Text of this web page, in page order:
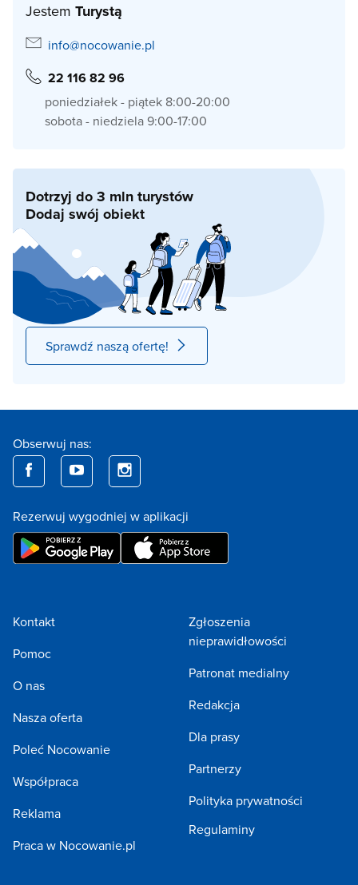
Jestem Turystą
info@nocowanie.pl
22 116 82 96
poniedziałek - piątek 8:00-20:00
sobota - niedziela 9:00-17:00
Dotrzyj do 3 mln turystów
Dodaj swój obiekt
Sprawdź naszą ofertę!
Obserwuj nas:
Rezerwuj wygodniej w aplikacji
Kontakt
Pomoc
O nas
Nasza oferta
Poleć Nocowanie
Współpraca
Reklama
Praca w Nocowanie.pl
Zgłoszenia
nieprawidłowości
Patronat medialny
Redakcja
Dla prasy
Partnerzy
Polityka prywatności
Regulaminy